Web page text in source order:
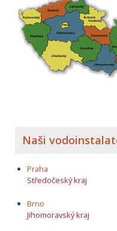
Naši
Praha
Středočeský kraj
Brno
Jihomoravský kraj